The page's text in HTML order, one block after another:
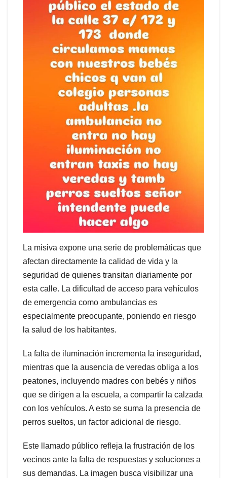
La misiva expone una serie de problemáticas que
afectan directamente la calidad de vida y la
seguridad de quienes transitan diariamente por
esta calle. La dificultad de acceso para vehículos
de emergencia como ambulancias es
especialmente preocupante, poniendo en riesgo
la salud de los habitantes.
La falta de iluminación incrementa la inseguridad,
mientras que la ausencia de veredas obliga a los
peatones, incluyendo madres con bebés y niños
que se dirigen a la escuela, a compartir la calzada
con los vehículos. A esto se suma la presencia de
perros sueltos, un factor adicional de riesgo.
Este llamado público refleja la frustración de los
vecinos ante la falta de respuestas y soluciones a
sus demandas. La imagen busca visibilizar una